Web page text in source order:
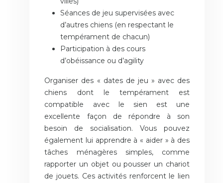
Séances de jeu supervisées avec
d’autres chiens (en respectant le
tempérament de chacun)
Participation à des cours
d’obéissance ou d’agility
Organiser des « dates de jeu » avec des
chiens dont le tempérament est
compatible avec le sien est une
excellente façon de répondre à son
besoin de socialisation. Vous pouvez
également lui apprendre à « aider » à des
tâches ménagères simples, comme
rapporter un objet ou pousser un chariot
de jouets. Ces activités renforcent le lien